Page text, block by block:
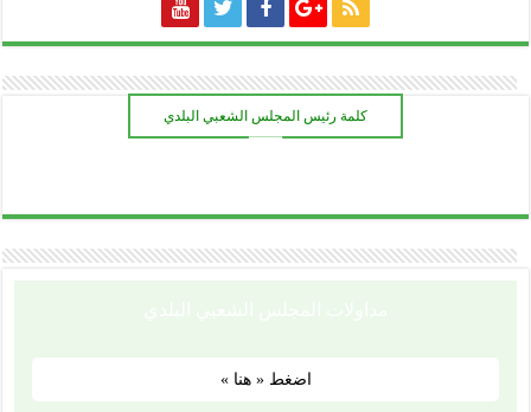
كلمة رئيس المجلس الشعبي البلدي
ـــــــ
اضغط « هنا »